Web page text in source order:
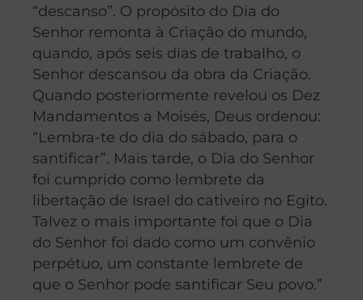
“descanso”. O propósito do Dia do
Senhor remonta à Criação do mundo,
quando, após seis dias de trabalho, o
Senhor descansou da obra da Criação.
Quando posteriormente revelou os Dez
Mandamentos a Moisés, Deus ordenou:
“Lembra-te do dia do sábado, para o
santificar”. Mais tarde, o Dia do Senhor
foi cumprido como lembrete da
libertação de Israel do cativeiro no Egito.
Talvez o mais importante foi que o Dia
do Senhor foi dado como um convênio
perpétuo, um constante lembrete de
que o Senhor pode santificar Seu povo.”